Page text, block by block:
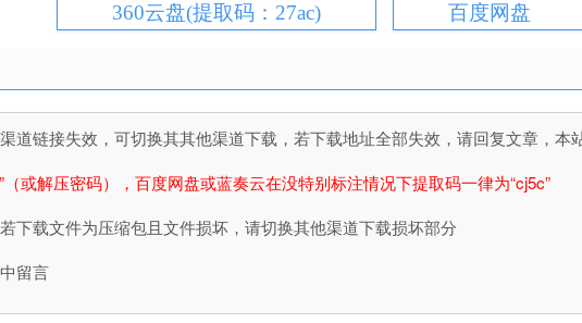
360云盘(提取码：27ac) 百度网盘
道链接失效，可切换其其他渠道下载，若下载地址全部失效，请回复文章，本
（或解压密码），百度网盘或蓝奏云在没特别标注情况下提取码一律为“cj5c”
下载文件为压缩包且文件损坏，请切换其他渠道下载损坏部分
留言